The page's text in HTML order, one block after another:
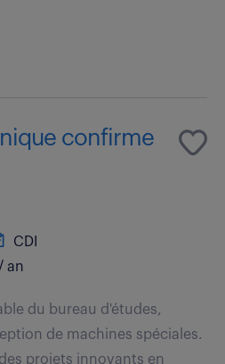
confirme
CDI
an
du bureau d'études,
de machines spéciales.
projets innovants en